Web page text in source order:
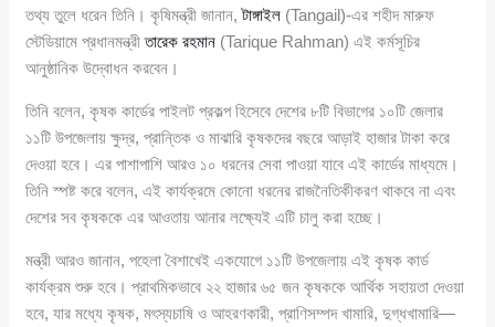
তথ্য তুলে ধরেন তিনি। কৃষিমন্ত্রী জানান,টাঙ্গাইল (Tangail)-এর শহীদ মারুফ
স্টেডিয়ামে প্রধানমন্ত্রীতারেক রহমান (Tarique Rahman) এই কর্মসূচির
আনুষ্ঠানিক উদ্বোধন করবেন।
তিনি বলেন, কৃষক কার্ডের পাইলট প্রকল্প হিসেবে দেশের ৮টি বিভাগের ১০টি জেলার
১১টি উপজেলায় ক্ষুদ্র, প্রান্তিক ও মাঝারি কৃষকদের বছরে আড়াই হাজার টাকা করে
দেওয়া হবে। এর পাশাপাশি আরও ১০ ধরনের সেবা পাওয়া যাবে এই কার্ডের মাধ্যমে।
তিনি স্পষ্ট করে বলেন, এই কার্যক্রমে কোনো ধরনের রাজনৈতিকীকরণ থাকবে না এবং
দেশের সব কৃষককে এর আওতায় আনার লক্ষ্যেই এটি চালু করা হচ্ছে।
মন্ত্রী আরও জানান, পহেলা বৈশাখেই একযোগে ১১টি উপজেলায় এই কৃষক কার্ড
কার্যক্রম শুরু হবে। প্রাথমিকভাবে ২২ হাজার ৬৫ জন কৃষককে আর্থিক সহায়তা দেওয়া
হবে, যার মধ্যে কৃষক, মৎস্যচাষি ও আহরণকারী, প্রাণিসম্পদ খামারি, দুগ্ধখামারি—